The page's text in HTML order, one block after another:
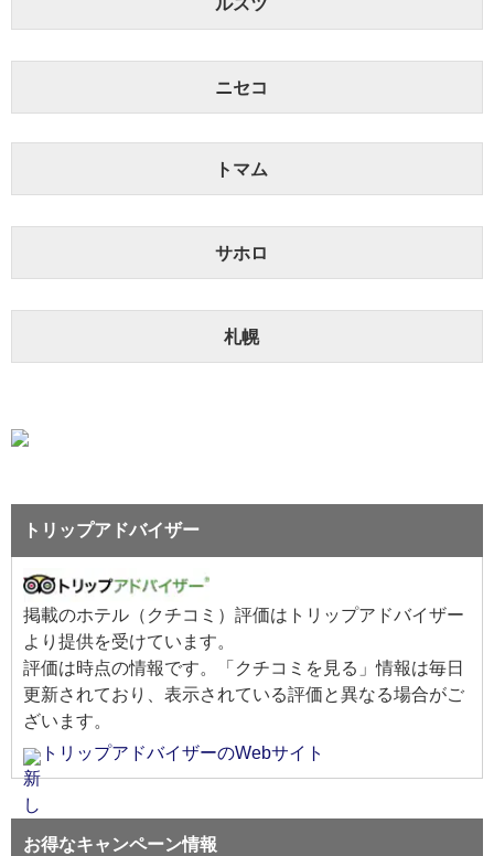
ルスツ
ニセコ
トマム
サホロ
札幌
トリップアドバイザー
掲載のホテル（クチコミ）評価はトリップアドバイザー
より提供を受けています。
評価は時点の情報です。「クチコミを見る」情報は毎日
更新されており、表示されている評価と異なる場合がご
ざいます。
トリップアドバイザーのWebサイト
お得なキャンペーン情報